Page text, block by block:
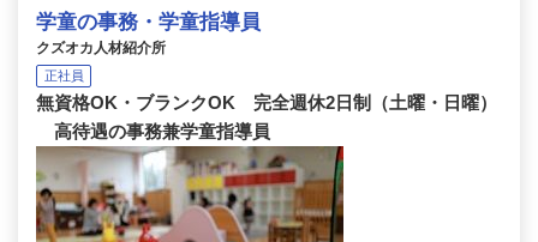
学童の事務・学童指導員
クズオカ人材紹介所
正社員
無資格OK・ブランクOK 完全週休2日制（土曜・日曜）
高待遇の事務兼学童指導員